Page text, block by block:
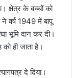
क्षेत्र के बच्चों को
वर्ष 1949 में बापू
भूमि दान कर दी।
ही जाता है।
दे दिया।